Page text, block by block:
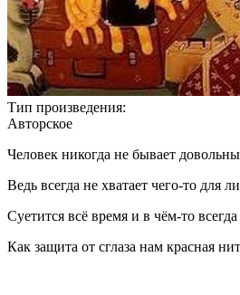
Тип произведения:
Авторское
Человек никогда не бывает
Ведь всегда не хватает чего-то для
Суетится всё время и в чём-то
Как защита от сглаза нам красная